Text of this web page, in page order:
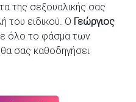
της σεξουαλικής σας
του ειδικού. Ο Γεώργιος
όλο το φάσμα των
σας καθοδηγήσει